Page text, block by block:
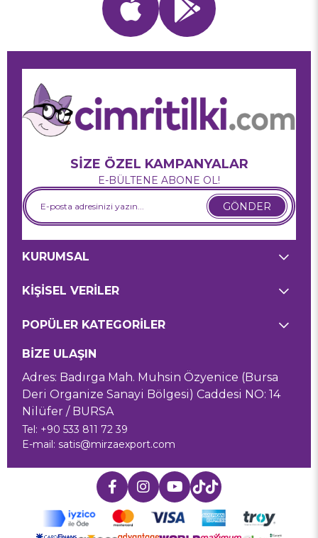
SİZE ÖZEL KAMPANYALAR
E-BÜLTENE ABONE OL!
GÖNDER
KURUMSAL
KİŞİSEL VERİLER
POPÜLER KATEGORİLER
BİZE ULAŞIN
Adres: Badırga Mah. Muhsin Özyenice (Bursa
Deri Organize Sanayi Bölgesi) Caddesi NO: 14
Nilüfer / BURSA
Tel: +90 533 811 72 39
E-mail: satis@mirzaexport.com